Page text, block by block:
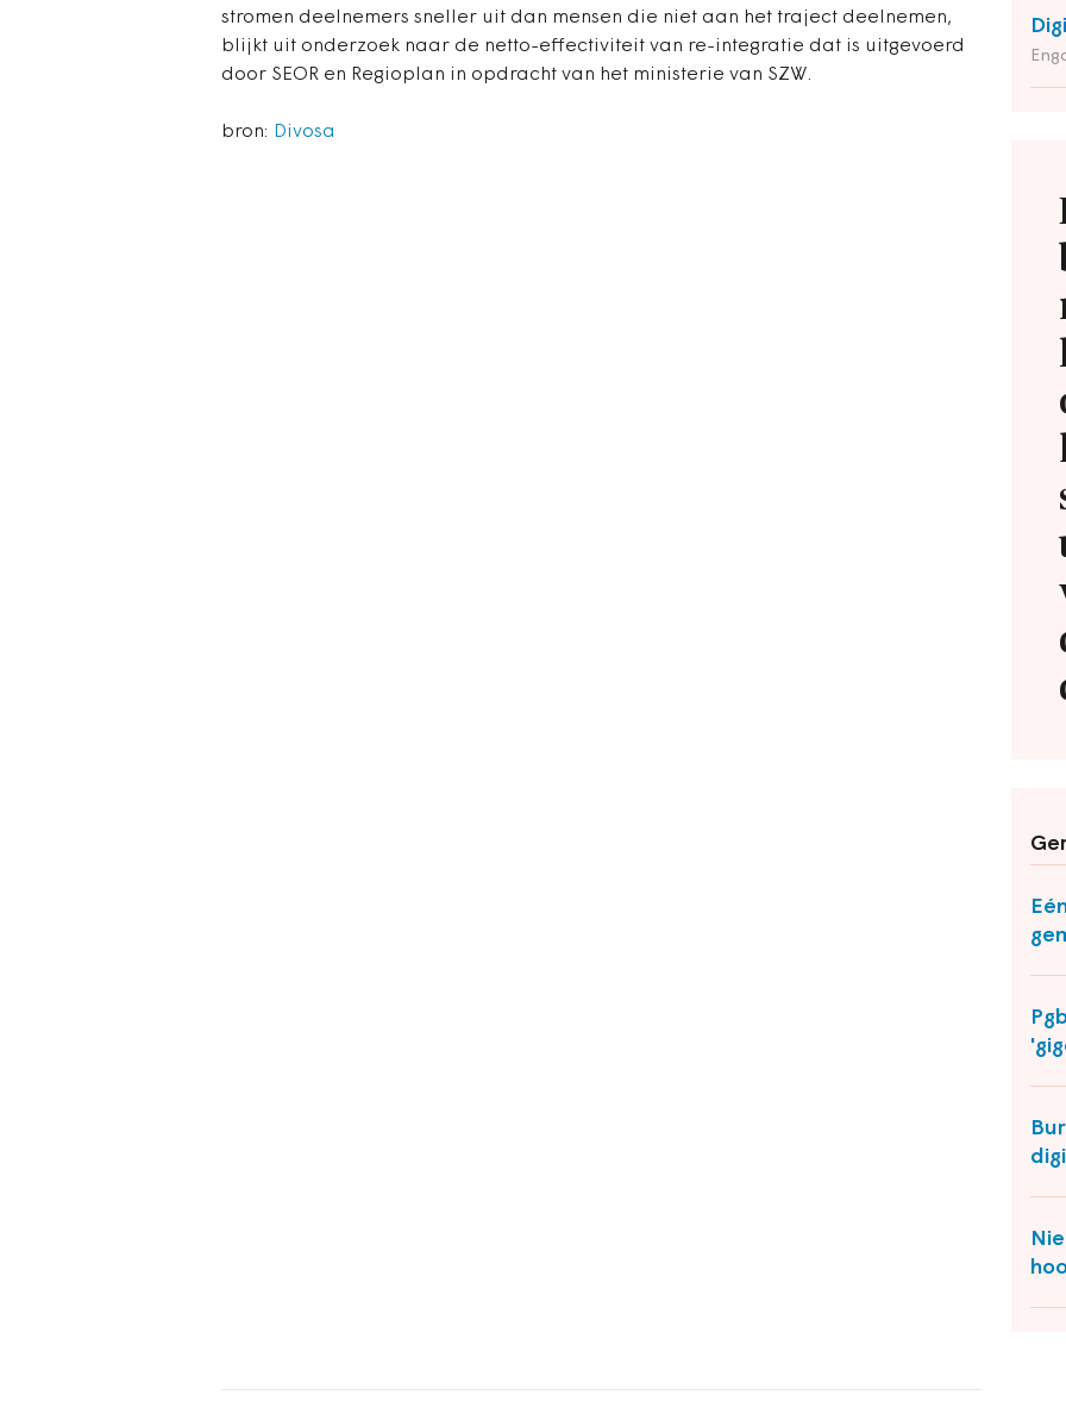
stromen deelnemers sneller uit dan mensen die niet aan het traject deelnemen,
blijkt uit onderzoek naar de netto-effectiviteit van re-integratie dat is uitgevoerd
door SEOR en Regioplan in opdracht van het ministerie van SZW.
bron: Divosa